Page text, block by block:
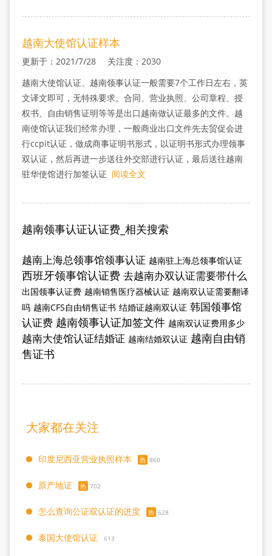
越南大使馆认证样本
更新于：2021/7/28 关注度：2030
越南大使馆认证、越南领事认证一般需要7个工作日左右，英
文译文即可，无特殊要求。合同、营业执照、公司章程、授
权书、自由销售证明等等是出口越南做认证最多的文件。越
南使馆认证我们经常办理，一般商业出口文件先去贸促会进
行ccpit认证，做成商事证明书形式，以证明书形式办理领事
双认证，然后再进一步送往外交部进行认证，最后送往越南
驻华使馆进行加签认证 阅读全文
越南领事认证认证费_相关搜索
越南上海总领事馆领事认证 越南驻上海总领事馆认证
西班牙领事馆认证费 去越南办双认证需要带什么
出国领事认证费 越南销售医疗器械认证 越南双认证需要翻译
吗 越南CFS自由销售证书 结婚证越南双认证 韩国领事馆
认证费 越南领事认证加签文件 越南双认证费用多少
越南大使馆认证结婚证 越南结婚双认证 越南自由销
售证书
大家都在关注
印度尼西亚营业执照样本 热 860
原产地证 热 702
怎么查询公证双认证的进度 热 628
泰国大使馆认证 613